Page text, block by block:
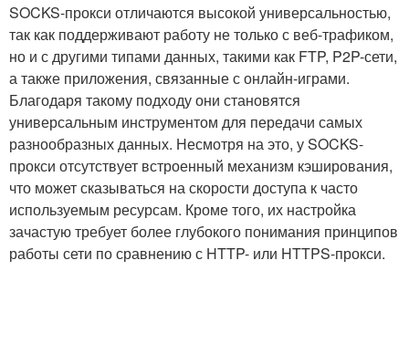
SOCKS-прокси отличаются высокой универсальностью,
так как поддерживают работу не только с веб-трафиком,
но и с другими типами данных, такими как FTP, P2P-сети,
а также приложения, связанные с онлайн-играми.
Благодаря такому подходу они становятся
универсальным инструментом для передачи самых
разнообразных данных. Несмотря на это, у SOCKS-
прокси отсутствует встроенный механизм кэширования,
что может сказываться на скорости доступа к часто
используемым ресурсам. Кроме того, их настройка
зачастую требует более глубокого понимания принципов
работы сети по сравнению с HTTP- или HTTPS-прокси.